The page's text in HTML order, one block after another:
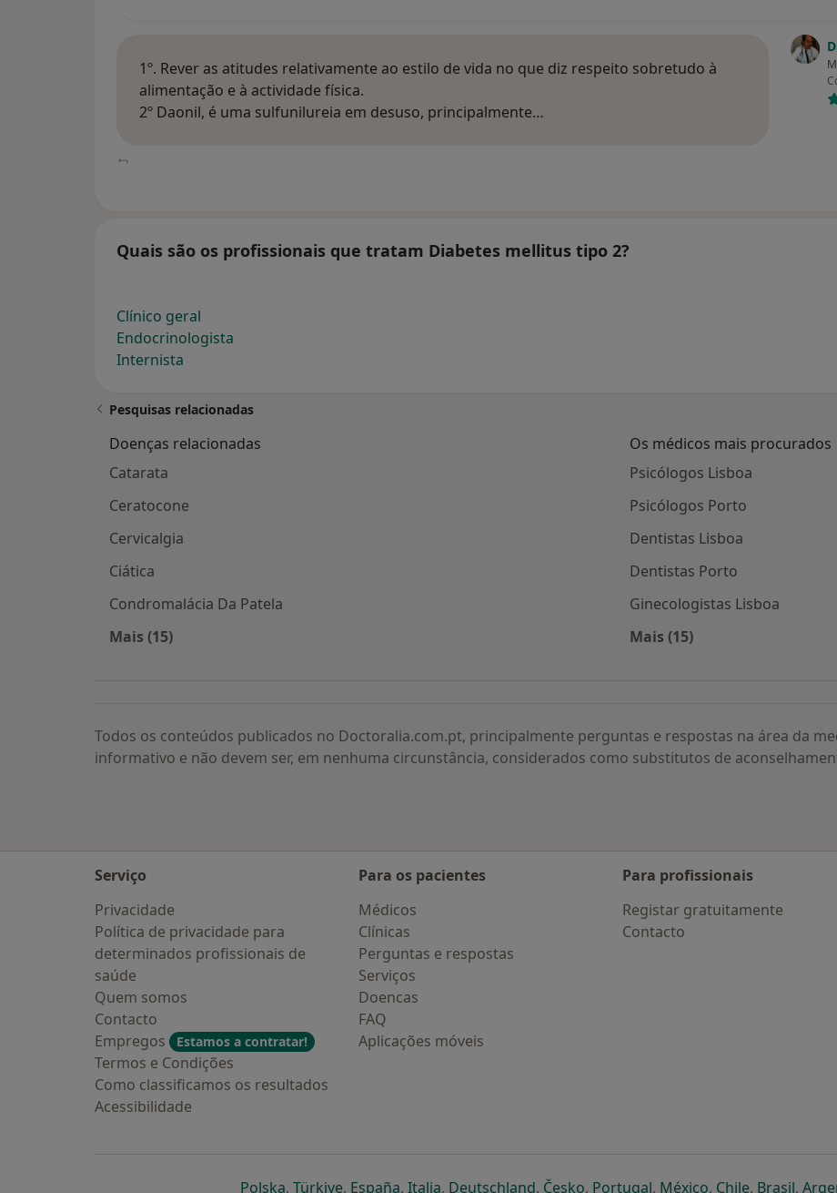
1º. Rever as atitudes relativamente ao estilo de vida no que diz respeito sobretudo à
alimentação e à actividade física.
2º Daonil, é uma sulfunilureia em desuso, principalmente…
Quais são os profissionais que tratam Diabetes mellitus tipo 2?
Clínico geral
Endocrinologista
Internista
Pesquisas relacionadas
Doenças relacionadas
Catarata
Ceratocone
Cervicalgia
Ciática
Condromalácia Da Patela
Mais (15)
Os médicos mais procurados
Psicólogos Lisboa
Psicólogos Porto
Dentistas Lisboa
Dentistas Porto
Ginecologistas Lisboa
Mais (15)
Todos os conteúdos publicados no Doctoralia.com.pt, principalmente perguntas e respostas na área da
informativo e não devem ser, em nenhuma circunstância, considerados como substitutos de
Serviço
Privacidade
Política de privacidade para
determinados profissionais de
saúde
Quem somos
Contacto
Empregos
Estamos a contratar!
Termos e Condições
Como classificamos os resultados
Acessibilidade
Para os pacientes
Médicos
Clínicas
Perguntas e respostas
Serviços
Doencas
FAQ
Aplicações móveis
Para profissionais
Registar gratuitamente
Contacto
Polskaabre num novo separador
, Türkiyeabre num novo separador
, Españaabre num novo separador
, Italiaabre num novo separador
, Deutschlandabre num novo separador
, Českoabre num novo separador
, Portugalabre num novo separador
, Méxicoabre num novo
, Chileabre num
, Brasilabre
,